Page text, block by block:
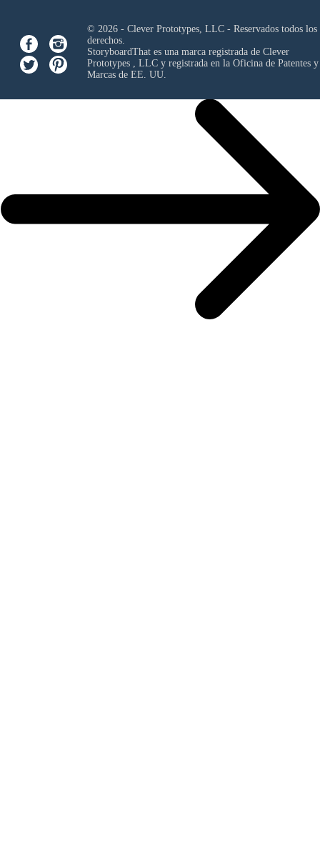
© 2026 - Clever Prototypes, LLC - Reservados todos los
derechos.
StoryboardThat es una marca registrada de Clever
Prototypes , LLCy registrada en la Oficina de Patentes y
Marcas de EE. UU.